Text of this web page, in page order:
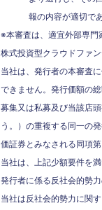
報の内容が適切で
※本審査は、適宜外部専門
株式投資型クラウドファ
当社は、発行者の本審査
できません。発行価額の
募集又は私募及び当該店
う。）の重複する同一の
価証券とみなされる同項
当社は、上記少額要件を
発行者に係る反社会的勢
当社は反社会的勢力に関